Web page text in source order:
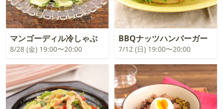
マンゴーディル冷しゃぶ
8/28 (金) 19:00〜20:00
BBQナッツハンバーガー
7/12 (日) 19:00〜20:00